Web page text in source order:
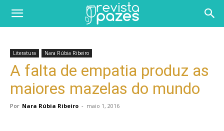
Literatura Nara Rúbia Ribeiro
A falta de empatia produz as
maiores mazelas do mundo
Por Nara Rúbia Ribeiro - maio 1, 2016